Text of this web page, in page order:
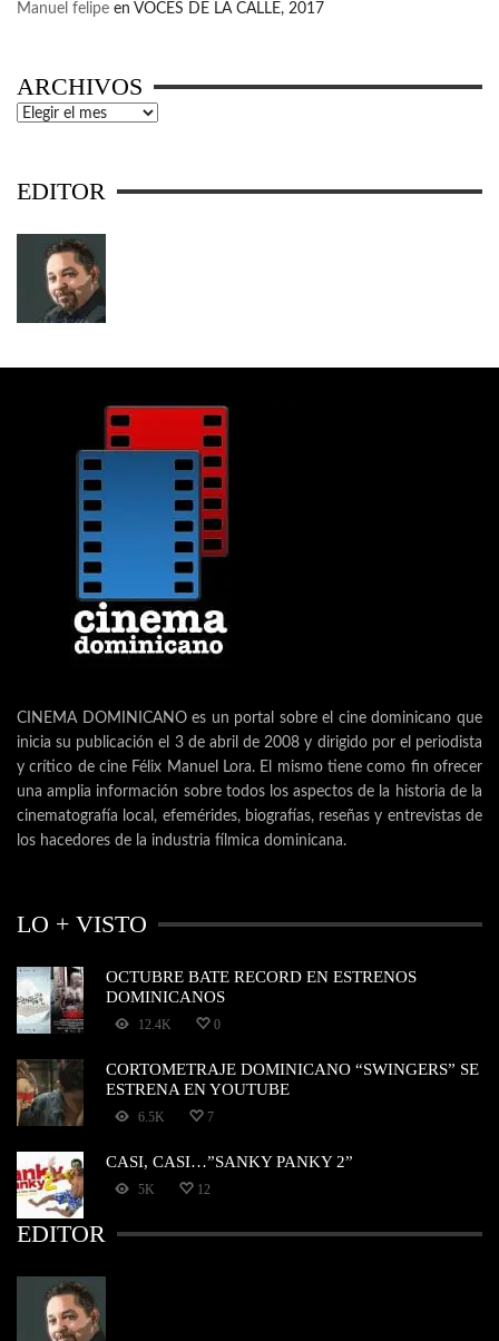
Manuel felipe en VOCES DE LA CALLE, 2017
ARCHIVOS
Archivos
EDITOR
CINEMA DOMINICANO es un portal sobre el cine dominicano que
inicia su publicación el 3 de abril de 2008 y dirigido por el periodista
y crítico de cine Félix Manuel Lora. El mismo tiene como fin ofrecer
una amplia información sobre todos los aspectos de la historia de la
cinematografía local, efemérides, biografías, reseñas y entrevistas de
los hacedores de la industria fílmica dominicana.
LO + VISTO
OCTUBRE BATE RECORD EN ESTRENOS
DOMINICANOS
12.4K 0
CORTOMETRAJE DOMINICANO “SWINGERS” SE
ESTRENA EN YOUTUBE
6.5K 7
CASI, CASI…”SANKY PANKY 2”
5K 12
EDITOR